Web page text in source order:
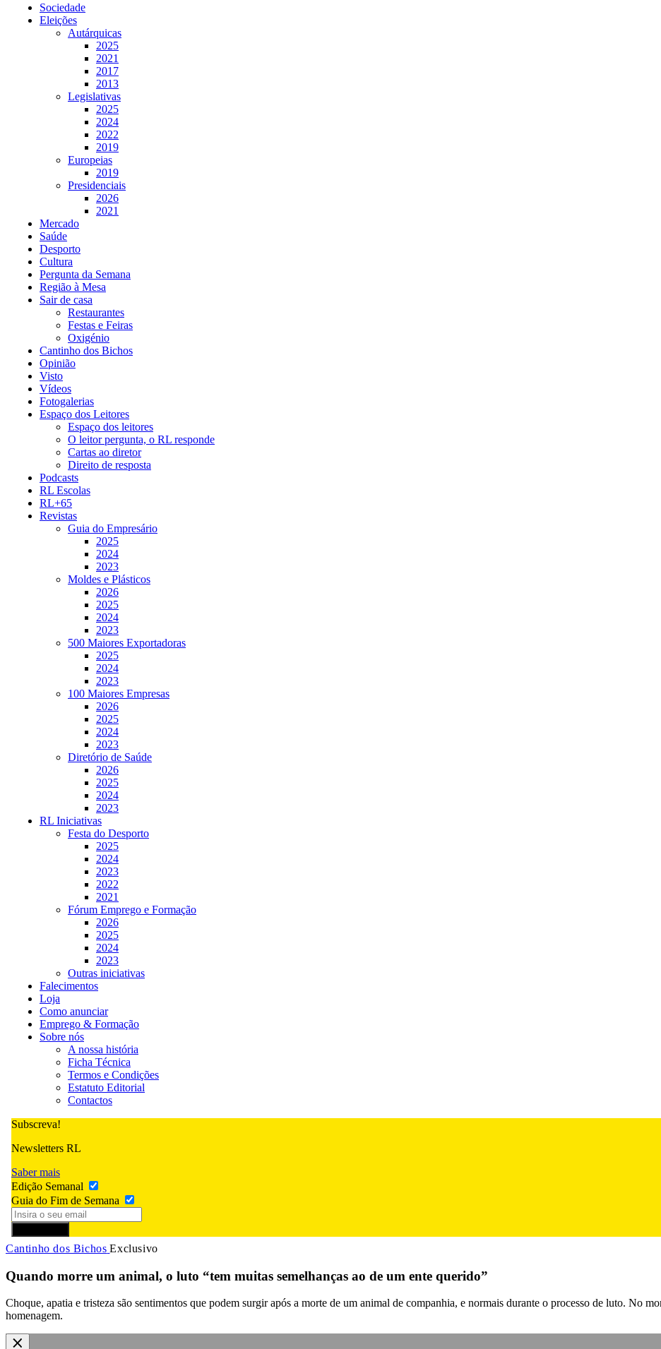
Sociedade
Eleições
Autárquicas
2025
2021
2017
2013
Legislativas
2025
2024
2022
2019
Europeias
2019
Presidenciais
2026
2021
Mercado
Saúde
Desporto
Cultura
Pergunta da Semana
Região à Mesa
Sair de casa
Restaurantes
Festas e Feiras
Oxigénio
Cantinho dos Bichos
Opinião
Visto
Vídeos
Fotogalerias
Espaço dos Leitores
Espaço dos leitores
O leitor pergunta, o RL responde
Cartas ao diretor
Direito de resposta
Podcasts
RL Escolas
RL+65
Revistas
Guia do Empresário
2025
2024
2023
Moldes e Plásticos
2026
2025
2024
2023
500 Maiores Exportadoras
2025
2024
2023
100 Maiores Empresas
2026
2025
2024
2023
Diretório de Saúde
2026
2025
2024
2023
RL Iniciativas
Festa do Desporto
2025
2024
2023
2022
2021
Fórum Emprego e Formação
2026
2025
2024
2023
Outras iniciativas
Falecimentos
Loja
Como anunciar
Emprego & Formação
Sobre nós
A nossa história
Ficha Técnica
Termos e Condições
Estatuto Editorial
Contactos
Subscreva!
Newsletters RL
Saber mais
Edição Semanal
Guia do Fim de Semana
Cantinho dos Bichos Exclusivo
Quando morre um animal, o luto “tem muitas semelhanças ao de um ente querido”
Choque, apatia e tristeza são sentimentos que podem surgir após a morte de um animal de companhia, e normais durante o processo de luto. No
homenagem.